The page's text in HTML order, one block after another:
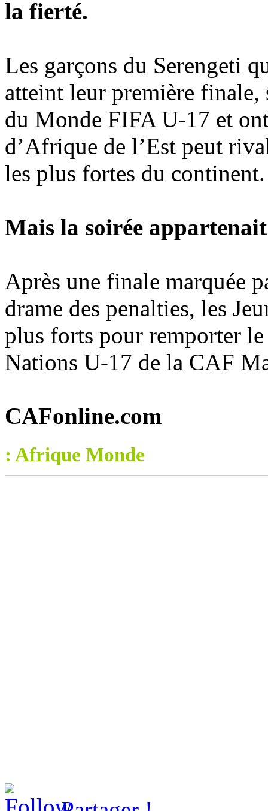
la fierté.
Les garçons du Serengeti
atteint leur première
du Monde FIFA U-17 et
d’Afrique de l’Est peut
les plus fortes du continent.
Mais la soirée
Après une finale marquée
drame des penalties, les
plus forts pour remporter
Nations U-17 de la CAF
CAFonline.com
: Afrique Monde